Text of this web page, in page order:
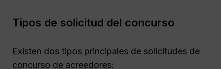
Tipos de solicitud del concurso
Existen dos tipos principales de solicitudes de
concurso de acreedores: